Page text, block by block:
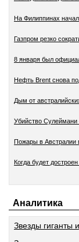
На Филиппинах
Газпром резко
8 января был
Нефть Brent снова
Дым от
Убийство Сулеймани
Пожары в Австралии
Когда будет
Аналитика
Звезды гиганты